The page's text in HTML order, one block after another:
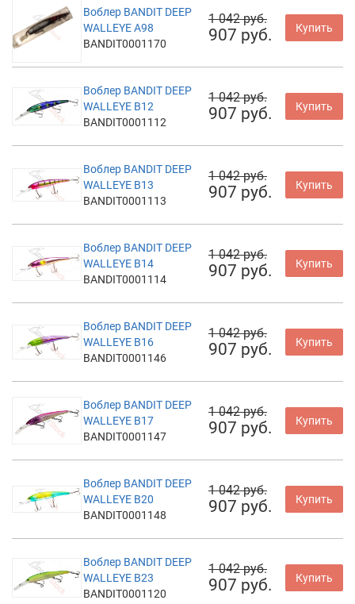
Воблер BANDIT DEEP
WALLEYE A98
BANDIT0001170
1 042 руб.
907 руб. Купить
Воблер BANDIT DEEP
WALLEYE B12
BANDIT0001112
1 042 руб.
907 руб. Купить
Воблер BANDIT DEEP
WALLEYE B13
BANDIT0001113
1 042 руб.
907 руб. Купить
Воблер BANDIT DEEP
WALLEYE B14
BANDIT0001114
1 042 руб.
907 руб. Купить
Воблер BANDIT DEEP
WALLEYE B16
BANDIT0001146
1 042 руб.
907 руб. Купить
Воблер BANDIT DEEP
WALLEYE B17
BANDIT0001147
1 042 руб.
907 руб. Купить
Воблер BANDIT DEEP
WALLEYE B20
BANDIT0001148
1 042 руб.
907 руб. Купить
Воблер BANDIT DEEP
WALLEYE B23
BANDIT0001120
1 042 руб.
907 руб. Купить